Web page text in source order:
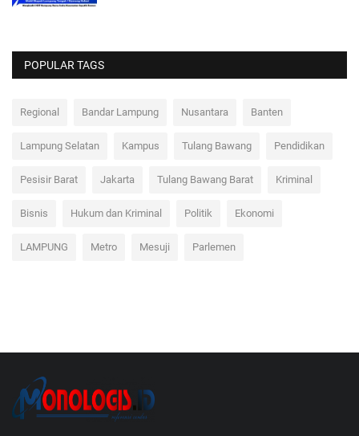
POPULAR TAGS
Regional Bandar Lampung Nusantara Banten
Lampung Selatan Kampus Tulang Bawang Pendidikan
Pesisir Barat Jakarta Tulang Bawang Barat Kriminal
Bisnis Hukum dan Kriminal Politik Ekonomi
LAMPUNG Metro Mesuji Parlemen